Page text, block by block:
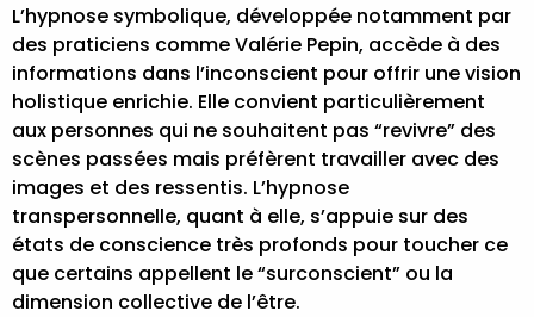
L’hypnose symbolique, développée notamment par
des praticiens comme Valérie Pepin, accède à des
informations dans l’inconscient pour offrir une vision
holistique enrichie. Elle convient particulièrement
aux personnes qui ne souhaitent pas “revivre” des
scènes passées mais préfèrent travailler avec des
images et des ressentis. L’hypnose
transpersonnelle, quant à elle, s’appuie sur des
états de conscience très profonds pour toucher ce
que certains appellent le “surconscient” ou la
dimension collective de l’être.